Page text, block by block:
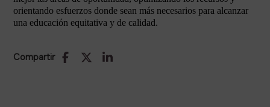
orientando esfuerzos donde sean más necesarios para alcanzar
una educación equitativa y de calidad.
Compartir